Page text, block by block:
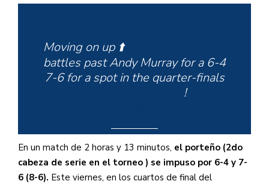
Moving on up ⬆️@dieschwartzman
battles past Andy Murray for a 6-4
7-6 for a spot in the quarter-finals
!
— Tennis TV (@TennisTV)
En un match de 2 horas y 13 minutos, el porteño (2do
cabeza de serie en el torneo ) se impuso por 6-4 y 7-
6 (8-6). Este viernes, en los cuartos de final del